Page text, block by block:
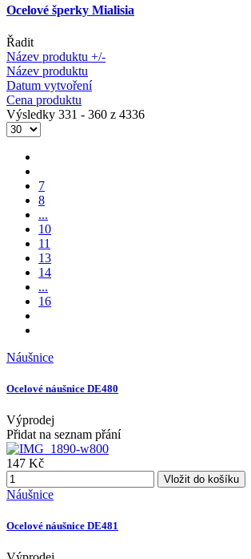
Ocelové šperky Mialisia
Řadit
Název produktu +/-
Název produktu
Datum vytvoření
Cena produktu
Výsledky 331 - 360 z 4336
7
8
...
10
11
13
14
...
16
Náušnice
Ocelové náušnice DE480
Výprodej
Přidat na seznam přání
147 Kč
Vložit do košíku
Náušnice
Ocelové náušnice DE481